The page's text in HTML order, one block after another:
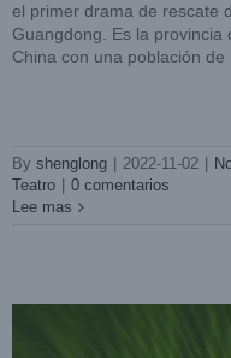
el primer drama de rescate
Guangdong. Es la
China con una población de
By shenglong 2022-11-02
Teatro
0 comentarios
Lee mas
Noticias de casos